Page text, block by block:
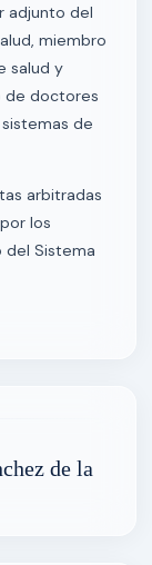
adjunto del
miembro
salud y
de doctores
de
arbitradas
los
del Sistema
de la